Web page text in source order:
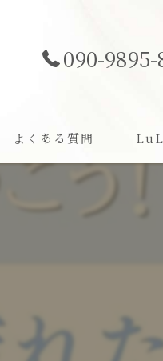
090-
よくある質問